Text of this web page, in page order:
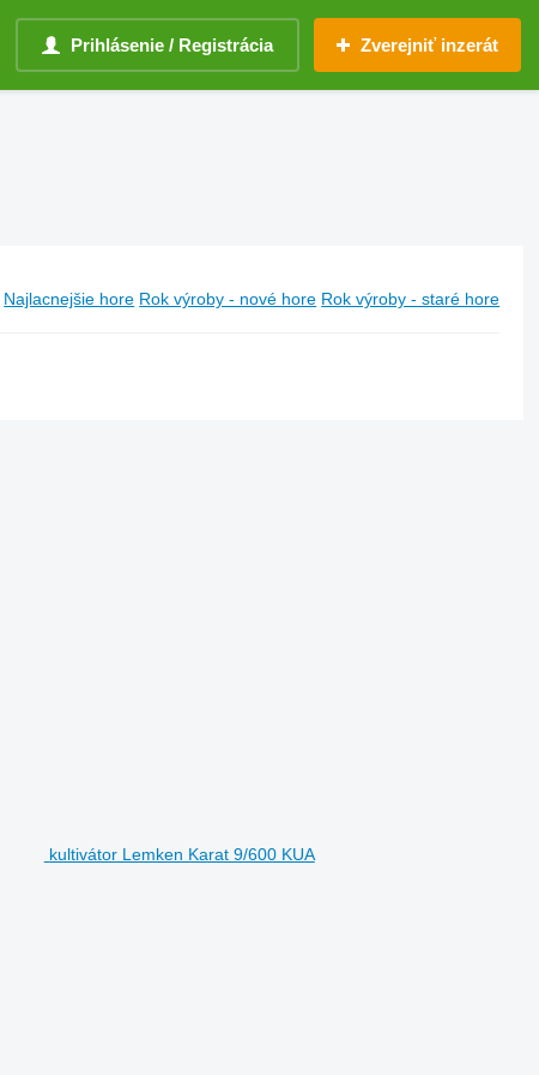
Prihlásenie / Registrácia Zverejniť inzerát
Najlacnejšie hore Rok výroby - nové hore Rok výroby - staré hore
kultivátor Lemken Karat 9/600 KUA